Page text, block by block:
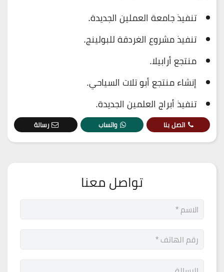
تنفيذ جامعة العملين الجديدة.
تنفيذ مشروع الغردقة للبولينج.
منتجع أرابيلا.
إنشاء منتجع أبو تلات السياحي.
تنفيذ أبراج العلمين الجديدة.
اتصل بنا واتساب رسالة
تواصل معنا